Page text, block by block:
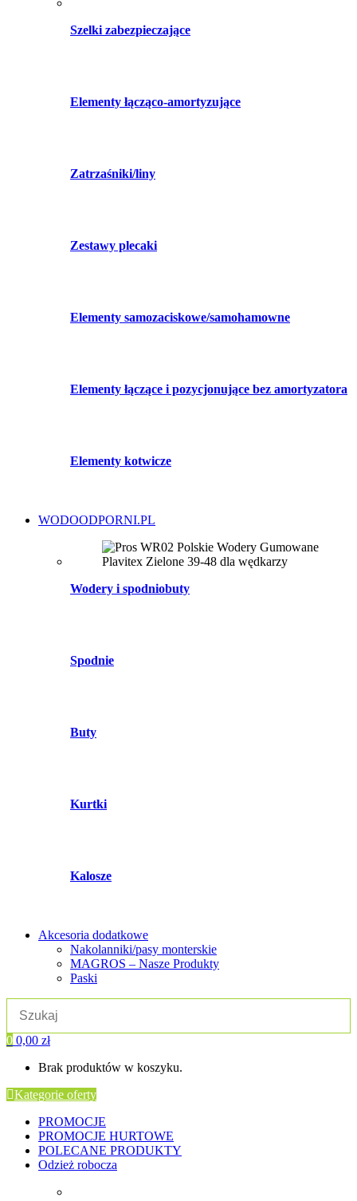
Szelki zabezpieczające
Elementy łącząco-amortyzujące
Zatrzaśniki/liny
Zestawy plecaki
Elementy samozaciskowe/samohamowne
Elementy łączące i pozycjonujące bez amortyzatora
Elementy kotwicze
WODOODPORNI.PL
Wodery i spodniobuty
Spodnie
Buty
Kurtki
Kalosze
Akcesoria dodatkowe
Nakolanniki/pasy monterskie
MAGROS – Nasze Produkty
Paski
0 0,00 zł
Brak produktów w koszyku.
Kategorie oferty
PROMOCJE
PROMOCJE HURTOWE
POLECANE PRODUKTY
Odzież robocza